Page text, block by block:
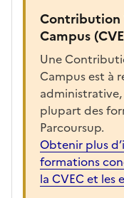
Contribution
Campus
Une
Campus est à
plupart des
Parcoursup.
Obtenir plus
formations
la CVEC et les